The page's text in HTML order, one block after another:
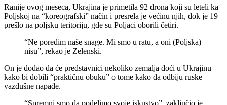
Ranije ovog meseca, Ukrajina je primetila 92 drona koji su leteli ka
Poljskoj na “koreografski” način i presrela je većinu njih, dok je 19
prešlo na poljsku teritoriju, gde su Poljaci oborili četiri.
“Ne poredim naše snage. Mi smo u ratu, a oni (Poljska)
nisu”, rekao je Zelenski.
On je dodao da će predstavnici nekoliko zemalja doći u Ukrajinu
kako bi dobili “praktičnu obuku” o tome kako da odbiju ruske
vazdušne napade.
“Spremni smo da podelimo svoje iskustvo”, zaključio je